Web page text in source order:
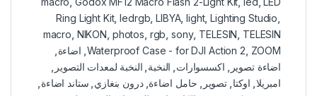
Ring Light Kit,ledrgb ,LIBYA,light,Lighting Studio
macro NIKON photos rgb ,sony, TELESIN TELESIN
Waterproof Case - for DJI Action 2 ZOOM اضاءة
اضاءة تصوير
اكسسوارات النخبة النخبة لمعدات التصوير
امبريلا اوكتا تصوير حامل اضاءة ,درون بنغازي ستاند اضاءة